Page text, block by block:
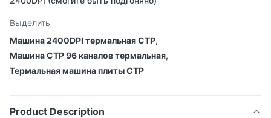
Выделить
Машина 2400DPI термальная CTP,
Машина CTP 96 каналов термальная,
Термальная машина плиты CTP
Product Description